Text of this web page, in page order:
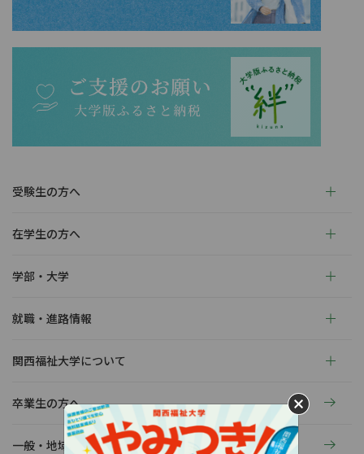
受験生の方へ
在学生の方へ
学部・大学
就職・進路情報
関西福祉大学について
卒業生の方へ
一般・地域の方へ